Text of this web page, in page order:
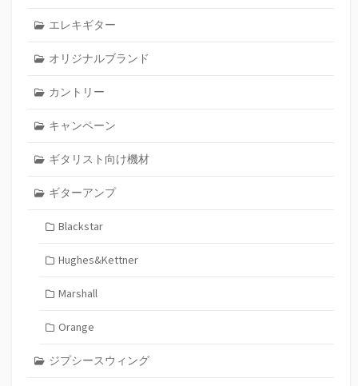
エレキギター
オリジナルブランド
カントリー
キャンペーン
ギタリスト向け機材
ギターアンプ
Blackstar
Hughes&Kettner
Marshall
Orange
ジプシースウィング